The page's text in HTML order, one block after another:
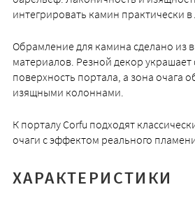
интегрировать камин практически
Обрамление для камина сделано из
материалов. Резной декор
поверхность портала, а зона очага
изящными колоннами.
К порталу Corfu подходят
очаги с эффектом реального
ХАРАКТЕРИСТИКИ